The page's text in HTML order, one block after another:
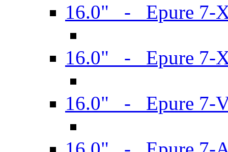
16.0" - Epure 7-
16.0" - Epure 7-
16.0" - Epure 7-